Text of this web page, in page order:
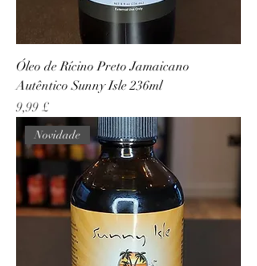
Óleo de Rícino Preto Jamaicano
Autêntico Sunny Isle 236ml
Preço
9,99 £
Novidade